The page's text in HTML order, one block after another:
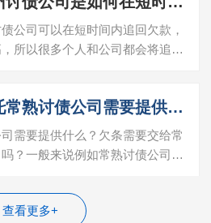
公司可以在短时间内追回欠款，
所以很多个人和公司都会将追回
通州委托常熟讨债公司需要提供什么证据
需要提供什么？欠条需要交给常
？一般来说例如常熟讨债公司是
查看更多+